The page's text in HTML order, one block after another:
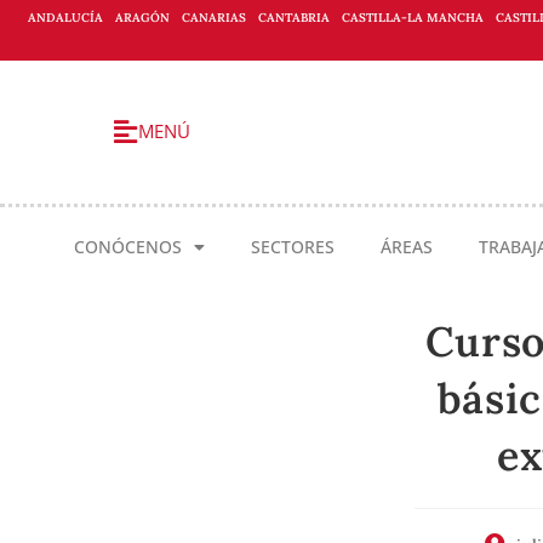
ANDALUCÍA ARAGÓN CANARIAS CANTABRIA CASTILLA-LA MANCHA
MENÚ
CONÓCENOS SECTORES ÁREAS